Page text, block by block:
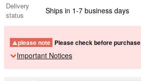
Delivery
status
Ships in 1-7 business days
please note Please check before purchase
Important Notices